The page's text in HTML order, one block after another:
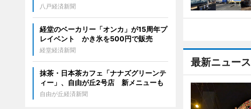
最新ニュース
八戸経済新聞
経堂のベーカリー「オンカ」が15周年プ
レイベント かき氷を500円で販売
経堂経済新聞
抹茶・日本茶カフェ「ナナズグリーンテ
ィー」、自由が丘2号店 新メニューも
自由が丘経済新聞